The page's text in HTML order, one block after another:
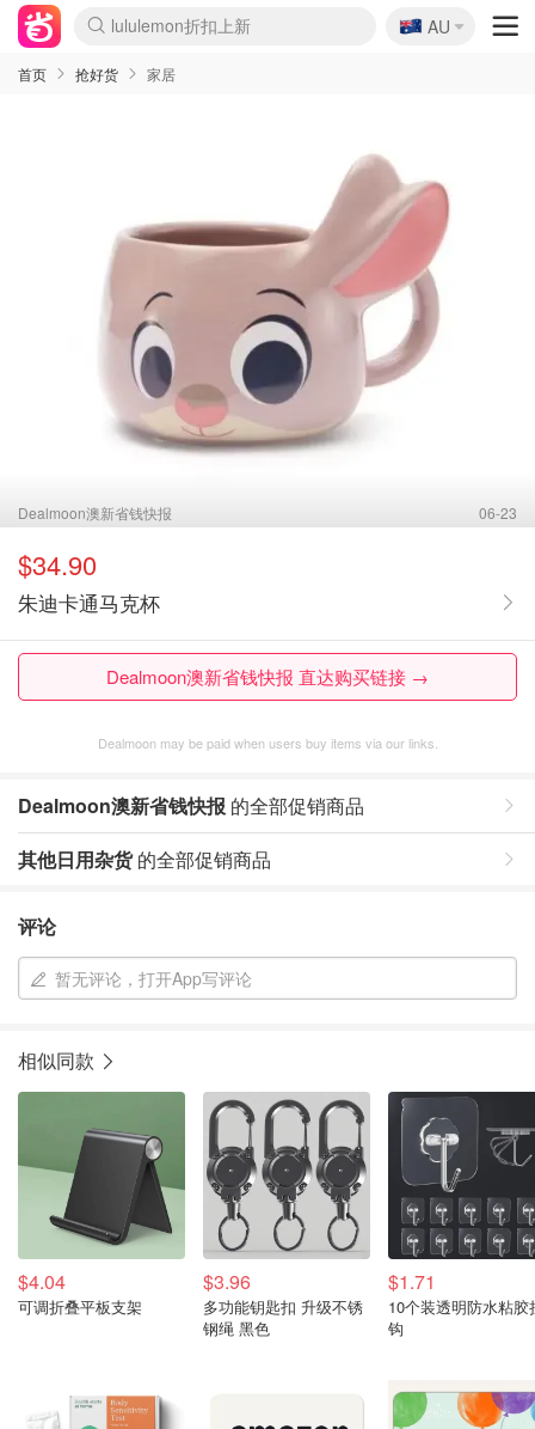
lululemon折扣上新
Sasa美妆护肤3.5折
SSENSE年中3折
FreshBeauty好价汇总
Cettire降价+叠9折
Farfetch折上8折
WWS Coles超市实拍
viagogo二手票捡漏
Myer清仓1折起
The Outnet奢牌1折起
David Jones 3折起
Flannels大牌1折
Perfumes Club护肤1折
AMIRO返校季6.2折
Oweek抽奖送Airpods
Amazon折扣汇总
eToro入金$200送$50
Amazon数码好物
ICONIC本周7.5折
ThedoubleF高奢地板价
Moose Knuckles 6折
丝芙兰5折起
EUFY官网3.7折起
Selenichast首饰2折
Trip机票酒店促销
YSL送5件彩妆礼
Amazon家居好物
BIGBANG巡演开票
David Jones时尚3折
Amazon美妆护肤
雅漾大喷$8
过敏原检测盒$33
伊索独家赠50ml沐浴露
科颜氏清仓3折
SEALIFE海洋馆门票6折
丝塔芙大白罐$16
订阅Newsletter送香薰
Cult Beauty 6.8折
Harrods圣诞日历2.3折
LN-CC奢牌私促3折
d'Alba空姐喷雾$16
EVE LOM套装逆天2折
Bernardelli独家4折
Adore Beauty 6折起
CT圣诞日历
Mytheresa奢品2.7折
Luxury Escapes 9折
Currentbody美容仪9折
MOON Garden Live
ALLSAINTS美衣3折
Roborock扫地机3.7折
Tingo Life水杯$24
Valentino官网5折
CR洗发护发6.3折
🇦🇺
AU
首页 抢好货 家居
Dealmoon澳新省钱快报 06-23
$34.90
朱迪卡通马克杯
Dealmoon澳新省钱快报 直达购买链接 →
Dealmoon may be paid when users buy items via our links.
Dealmoon澳新省钱快报 的全部促销商品
其他日用杂货的全部促销商品
评论
暂无评论，打开App写评论
相似同款
$4.04
可调折叠平板支架
$3.96
多功能钥匙扣 升级不锈
钢绳 黑色
$1.71
10个装透明防水粘胶
钩